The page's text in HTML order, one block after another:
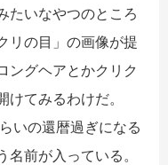
たいなやつのところ
リの目」の画像が提
ングヘアとかクリク
てみるわけだ。
いの還暦過ぎになる
前が入っている。